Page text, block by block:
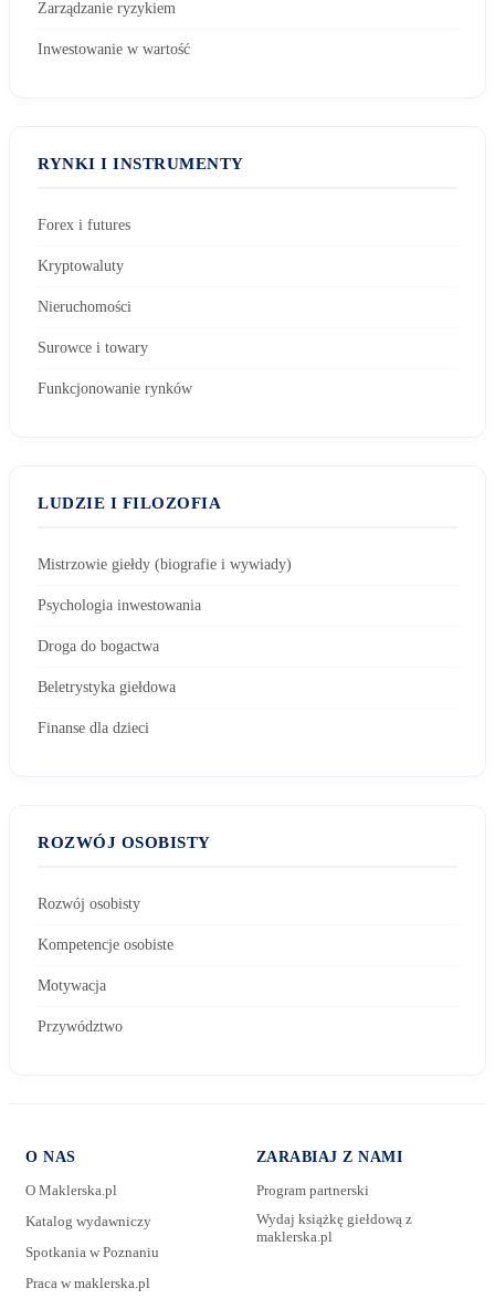
Zarządzanie ryzykiem
Inwestowanie w wartość
RYNKI I INSTRUMENTY
Forex i futures
Kryptowaluty
Nieruchomości
Surowce i towary
Funkcjonowanie rynków
LUDZIE I FILOZOFIA
Mistrzowie giełdy (biografie i wywiady)
Psychologia inwestowania
Droga do bogactwa
Beletrystyka giełdowa
Finanse dla dzieci
ROZWÓJ OSOBISTY
Rozwój osobisty
Kompetencje osobiste
Motywacja
Przywództwo
O NAS
O Maklerska.pl
Katalog wydawniczy
Spotkania w Poznaniu
Praca w maklerska.pl
ZARABIAJ Z NAMI
Program partnerski
Wydaj książkę giełdową z
maklerska.pl
E-mail: